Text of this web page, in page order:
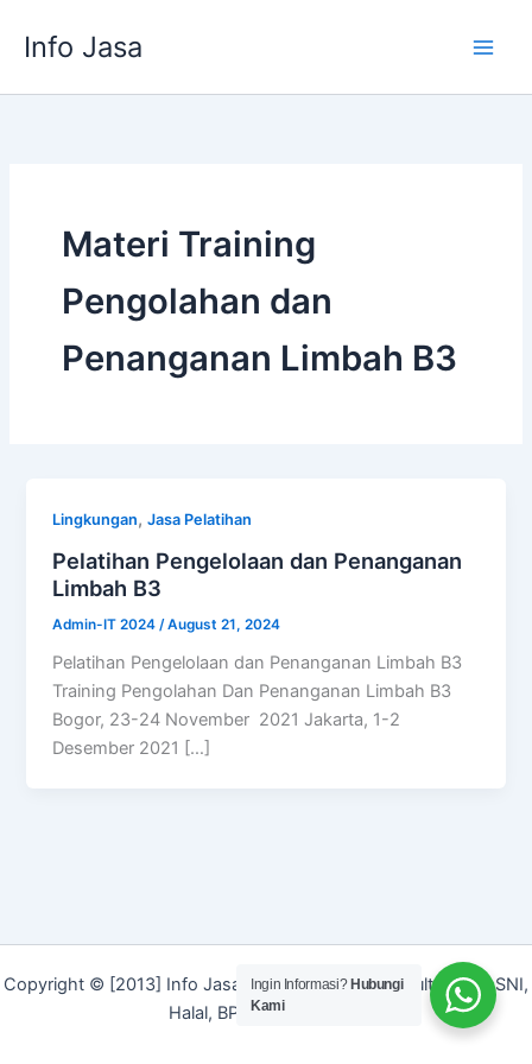
Info Jasa
Materi Training
Pengolahan dan
Penanganan Limbah B3
Lingkungan,Jasa Pelatihan
Pelatihan Pengelolaan dan Penanganan
Limbah B3
Admin-IT 2024 /August 21, 2024
Pelatihan Pengelolaan dan Penanganan Limbah B3
Training Pengolahan Dan Penanganan Limbah B3
Bogor, 23-24 November 2021 Jakarta, 1-2
Desember 2021 […]
Copyright © [2013] Info Jasa | Layanan Jasa Konsultan ISO, SNI,
Halal, BPOM dan Merek]
Ingin Informasi? Hubungi
Kami